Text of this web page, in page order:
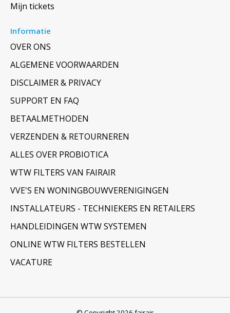
Mijn tickets
Informatie
OVER ONS
ALGEMENE VOORWAARDEN
DISCLAIMER & PRIVACY
SUPPORT EN FAQ
BETAALMETHODEN
VERZENDEN & RETOURNEREN
ALLES OVER PROBIOTICA
WTW FILTERS VAN FAIRAIR
VVE'S EN WONINGBOUWVERENIGINGEN
INSTALLATEURS - TECHNIEKERS EN RETAILERS
HANDLEIDINGEN WTW SYSTEMEN
ONLINE WTW FILTERS BESTELLEN
VACATURE